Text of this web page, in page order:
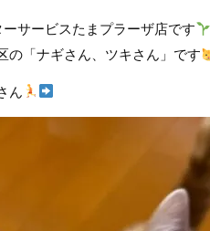
サービスたまプラーザ店です
の「ナギさん、ツキさん」です
ん